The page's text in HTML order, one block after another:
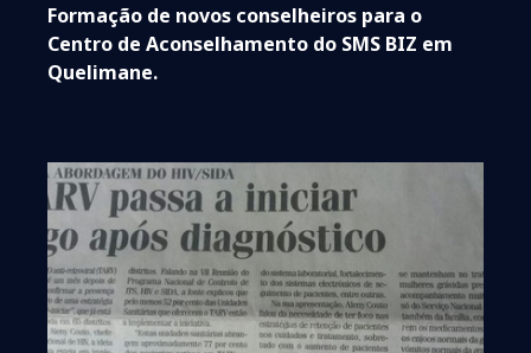
Formação de novos conselheiros para o
Centro de Aconselhamento do SMS BIZ em
Quelimane.